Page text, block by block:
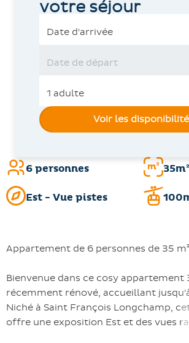
6 personnes 35m²
Est - Vue pistes
Appartement de 6 personnes de 35 m²
Bienvenue dans ce cosy appartement
récemment rénové, accueillant
Niché à Saint François Longchamp,
offre une exposition Est et des vues
votre séjour
Voir les